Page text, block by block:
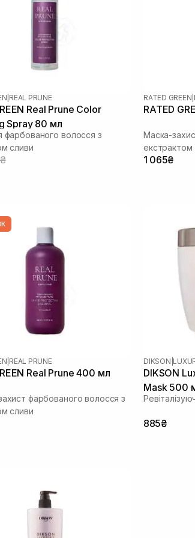
REAL PRUNE
Real Prune Color
Spray 80 мл
фарбованого волосся з
сливи
RATED GREEN
RATED
Маска-
екстрактом
1 065₴
REAL PRUNE
Real Prune 400 мл
фарбованого волосся з
сливи
DIKSON
DIKSON
Mask 500
885₴